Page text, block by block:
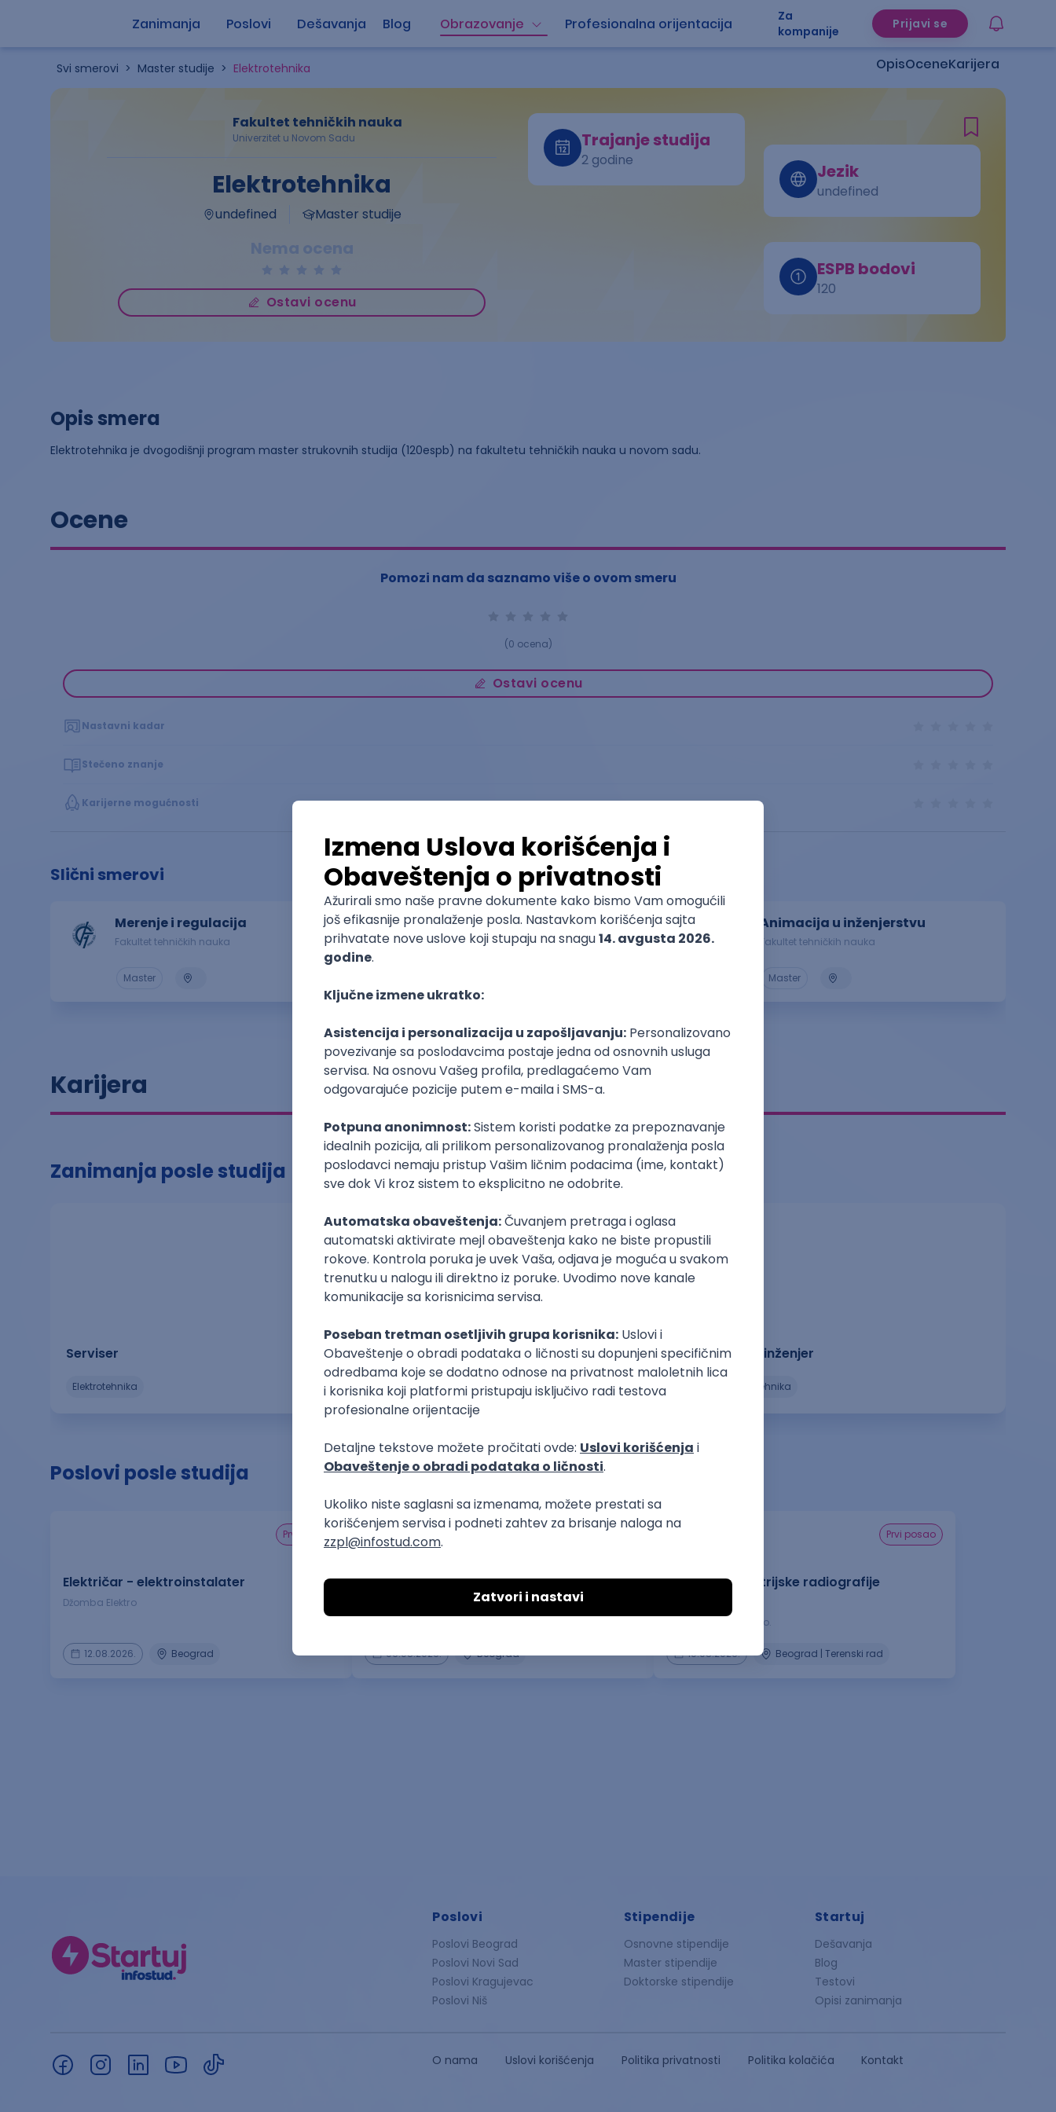
Zanimanja Poslovi Dešavanja Blog Obrazovanje Profesionalna orijentacija
Za
kompanije
Prijavi se
Svi smerovi > Master studije > Elektrotehnika OpisOceneKarijera
Elektrotehnika
undefined Master studije
Nema ocena
Ostavi ocenu
Fakultet tehničkih nauka
Univerzitet u Novom Sadu Trajanje studija
2 godine
Jezik
undefined
ESPB bodovi
120
Opis smera
Elektrotehnika je dvogodišnji program master strukovnih studija (120espb) na fakultetu tehničkih nauka u novom sadu.
Ocene
Pomozi nam da saznamo više o ovom smeru
(0 ocena)
Ostavi ocenu
Nastavni kadar
Stečeno znanje
Karijerne mogućnosti
Slični smerovi
Merenje i regulacija
Fakultet tehničkih nauka
Master
Veštačka inteligencija i mašinsko
učenje
Animacija u inženjerstvu
Fakultet tehničkih nauka
Master
Karijera
Zanimanja posle studija
Serviser
elektrotehnika
Servisni inženjer u elektrotehnici
elektrotehnika
Elektroinženjer
elektrotehnika
Poslovi posle studija
prvi posao
Električar - elektroinstalater
Džomba Elektro
12.08.2026. Beograd
Internship – Electrical Design Support
06.08.2026. Beograd
prvi posao
Tehničar industrijske radiografije
Emo Technique d.o.o.
19.08.2026. Beograd | Terenski rad
Poslovi
Poslovi Beograd
Poslovi Novi Sad
Poslovi Kragujevac
Poslovi Niš
Stipendije
Osnovne stipendije
Master stipendije
Doktorske stipendije
Startuj
Dešavanja
Blog
Testovi
Opisi zanimanja
O nama Uslovi korišćenja Politika privatnosti Politika kolačića Kontakt